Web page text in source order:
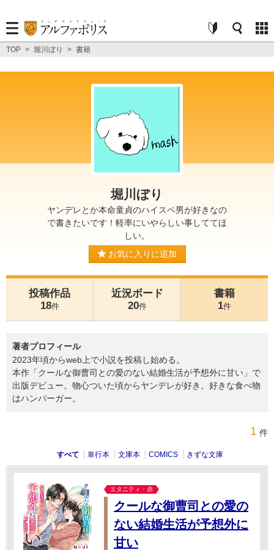
TOP > 堀川ぼり > 書籍
堀川ぼり
ヤンデレとか本命童貞のハイスペ男が好きなの
で書きたいです！軽率にいやらしい事しててほ
しい。
お気に入りに追加
投稿作品
18件
近況ボード
20件
書籍
1件
著者プロフィール
2023年頃からweb上で小説を投稿し始める。
本作「クールな御曹司との愛のない結婚生活が予想外に甘い」で
出版デビュー。物心ついた頃からヤンデレが好き。好きな食べ物
はハンバーガー。
1 件
すべて 単行本 文庫本 COMICS きずな文庫
エタニティ・赤
クールな御曹司との愛の
ない結婚生活が予想外に
甘い